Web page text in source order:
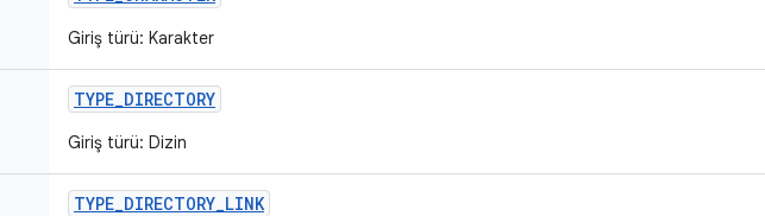
Giriş türü: Karakter
TYPE_DIRECTORY
Giriş türü: Dizin
TYPE_DIRECTORY_LINK